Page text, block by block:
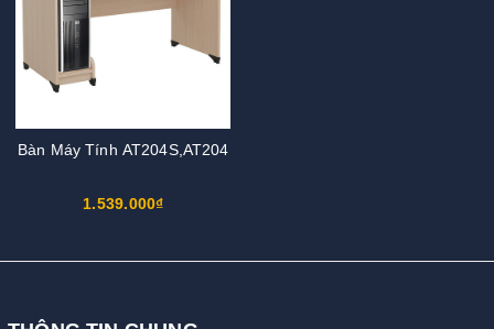
Bàn Máy Tính AT204S,AT204
1.539.000₫